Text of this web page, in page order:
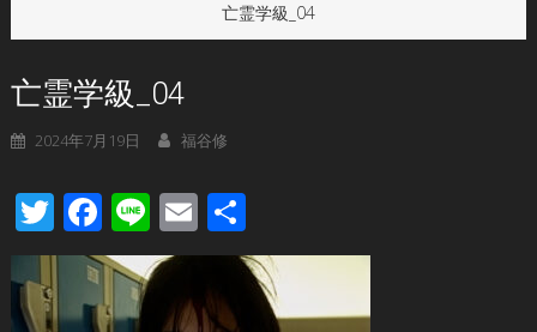
亡霊学級_04
亡霊学級_04
2024年7月19日 福谷修
TwitterFacebook
LineEmail
有